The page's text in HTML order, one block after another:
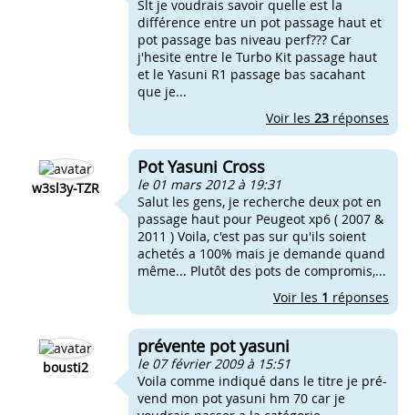
Slt je voudrais savoir quelle est la
différence entre un pot passage haut et
pot passage bas niveau perf??? Car
j'hesite entre le Turbo Kit passage haut
et le Yasuni R1 passage bas sacahant
que je...
Voir les 23 réponses
w3sl3y-TZR
Pot Yasuni Cross
le 01 mars 2012 à 19:31
Salut les gens, je recherche deux pot en
passage haut pour Peugeot xp6 ( 2007 &
2011 ) Voila, c'est pas sur qu'ils soient
achetés a 100% mais je demande quand
même... Plutôt des pots de compromis,...
Voir les 1 réponses
bousti2
prévente pot yasuni
le 07 février 2009 à 15:51
Voila comme indiqué dans le titre je pré-
vend mon pot yasuni hm 70 car je